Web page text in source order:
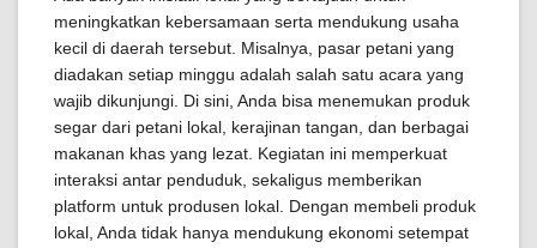
meningkatkan kebersamaan serta mendukung usaha
kecil di daerah tersebut. Misalnya, pasar petani yang
diadakan setiap minggu adalah salah satu acara yang
wajib dikunjungi. Di sini, Anda bisa menemukan produk
segar dari petani lokal, kerajinan tangan, dan berbagai
makanan khas yang lezat. Kegiatan ini memperkuat
interaksi antar penduduk, sekaligus memberikan
platform untuk produsen lokal. Dengan membeli produk
lokal, Anda tidak hanya mendukung ekonomi setempat